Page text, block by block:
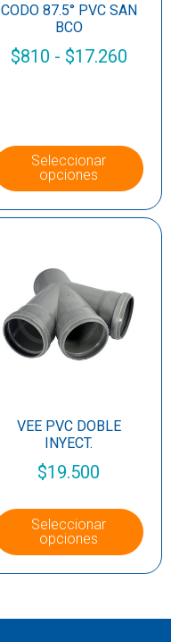
CODO 87.5° PVC SAN
BCO
$810 - $17.260
Seleccionar
opciones
VEE PVC DOBLE
INYECT.
$19.500
Seleccionar
opciones